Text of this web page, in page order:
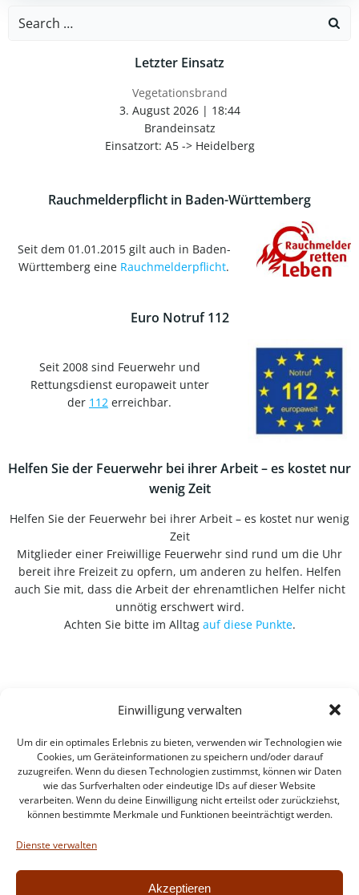
Einwilligung verwalten
Um dir ein optimales Erlebnis zu bieten, verwenden wir Technologien wie
Cookies, um Geräteinformationen zu speichern und/oder darauf
zuzugreifen. Wenn du diesen Technologien zustimmst, können wir Daten
wie das Surfverhalten oder eindeutige IDs auf dieser Website
verarbeiten. Wenn du deine Einwilligung nicht erteilst oder zurückziehst,
können bestimmte Merkmale und Funktionen beeinträchtigt werden.
Dienste verwalten
Akzeptieren
navigation
navigation
Search
Letzter Einsatz
Vegetationsbrand
3. August 2026| 18:44
Brandeinsatz
Einsatzort: A5 -> Heidelberg
Rauchmelderpflicht in Baden-Württemberg
Seit dem 01.01.2015 gilt auch in Baden-
Württemberg eine Rauchmelderpflicht.
Euro Notruf 112
Seit 2008 sind Feuerwehr und
Rettungsdienst europaweit unter
der 112 erreichbar.
Helfen Sie der Feuerwehr bei ihrer Arbeit – es kostet nur
wenig Zeit
Helfen Sie der Feuerwehr bei ihrer Arbeit – es kostet nur wenig
Zeit
Mitglieder einer Freiwillige Feuerwehr sind rund um die Uhr
bereit ihre Freizeit zu opfern, um anderen zu helfen. Helfen
auch Sie mit, dass die Arbeit der ehrenamtlichen Helfer nicht
unnötig erschwert wird.
Achten Sie bitte im Alltag auf diese Punkte.
Intern